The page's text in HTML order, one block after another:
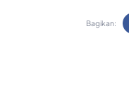
Bagikan: